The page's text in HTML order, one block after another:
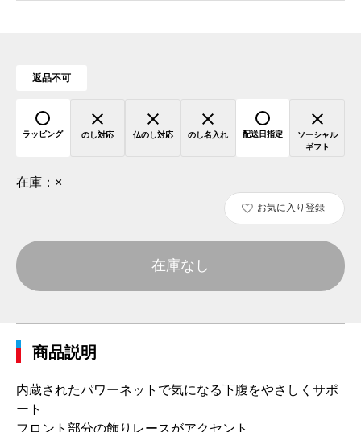
返品不可
ラッピング のし対応 仏のし対応 のし名入れ 配送日指定
ソーシャル
ギフト
在庫： ×
お気に入り登録
在庫なし
商品説明
内蔵されたパワーネットで気になる下腹をやさしくサポ
ート
フロント部分の飾りレースがアクセント